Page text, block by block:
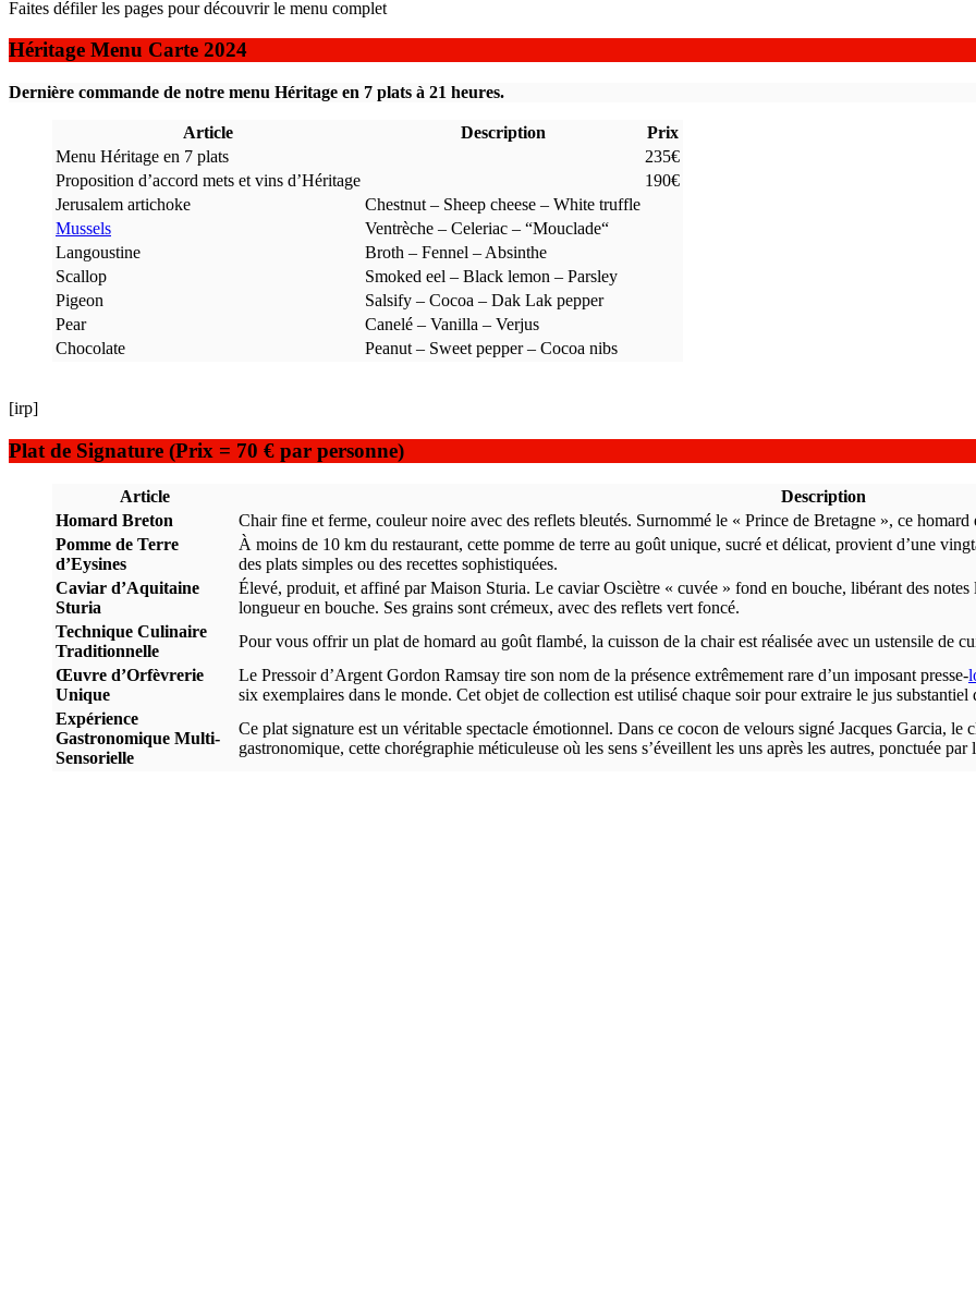
Faites défiler les pages pour découvrir le menu complet
Héritage Menu Carte 2024
Dernière commande de notre menu Héritage en 7 plats à 21 heures.
Article Description
Prix
Menu Héritage en 7 plats
235€
Proposition d’accord mets et vins d’Héritage
190€
Jerusalem artichoke
Chestnut – Sheep cheese – White truffle
Mussels
Ventrèche – Celeriac – “Mouclade“
Langoustine
Broth – Fennel – Absinthe
Scallop
Smoked eel – Black lemon – Parsley
Pigeon
Salsify – Cocoa – Dak Lak pepper
Pear
Canelé – Vanilla – Verjus
Chocolate
Peanut – Sweet pepper – Cocoa nibs
[irp]
Plat de Signature (Prix = 70 € par personne)
Article
Description
Homard Breton
Chair fine et ferme, couleur noire avec des reflets bleutés. Surnommé le « Prince de Bretagne », ce homard
Pomme de Terre
d’Eysines
À moins de 10 km du restaurant, cette pomme de terre au goût unique, sucré et délicat, provient d’une
des plats simples ou des recettes sophistiquées.
Caviar d’Aquitaine
Sturia
Élevé, produit, et affiné par Maison Sturia. Le caviar Osciètre « cuvée » fond en bouche, libérant des notes
longueur en bouche. Ses grains sont crémeux, avec des reflets vert foncé.
Technique Culinaire
Traditionnelle
Pour vous offrir un plat de homard au goût flambé, la cuisson de la chair est réalisée avec un ustensile de
Œuvre d’Orfèvrerie
Unique
Le Pressoir d’Argent Gordon Ramsay tire son nom de la présence extrêmement rare d’un imposant presse-
six exemplaires dans le monde. Cet objet de collection est utilisé chaque soir pour extraire le jus substantiel
Expérience
Gastronomique Multi-
Sensorielle
Ce plat signature est un véritable spectacle émotionnel. Dans ce cocon de velours signé Jacques Garcia, le
gastronomique, cette chorégraphie méticuleuse où les sens s’éveillent les uns après les autres, ponctuée